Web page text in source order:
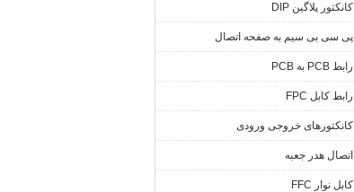
کانکتور پلاگین DIP
پی سی بی سیم به صفحه اتصال
رابط PCB به PCB
رابط کابل FPC
کانکتورهای خروجی ورودی
اتصال هدر جعبه
کابل نوار FFC